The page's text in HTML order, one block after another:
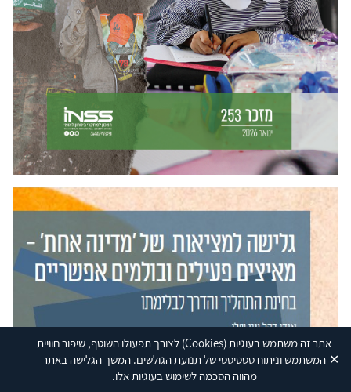
אתר זה משתמש בעוגיות(Cookies) לצורך תפעולו השוטף, שיפור חוויית
המשתמש וניתוח סטטיסטי של תנועת הגולשים. המשך הגלישה באתר
מהווה הסכמה לשימוש בעוגיות אלו.
✕